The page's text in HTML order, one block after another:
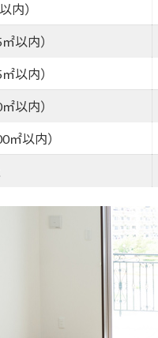
内）
以内）
以内）
以内）
㎡以内）